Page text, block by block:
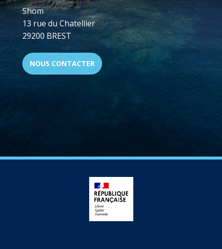
Shom
13 rue du Chatellier
29200 BREST
NOUS CONTACTER